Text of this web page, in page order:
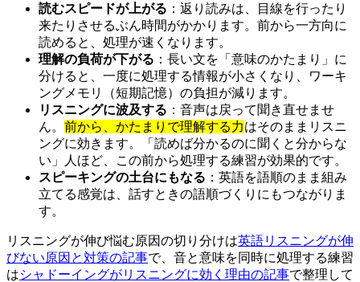
読むスピードが上がる ：返り読みは、目線を行ったり
来たりさせるぶん時間がかかります。前から一方向に
読めると、処理が速くなります。
理解の負荷が下がる ：長い文を「意味のかたまり」に
分けると、一度に処理する情報が小さくなり、ワーキ
ングメモリ（短期記憶）の負担が減ります。
リスニングに波及する ：音声は戻って聞き直せませ
ん。 前から、かたまりで理解する力はそのままリスニ
ングに効きます。「読めば分かるのに聞くと分からな
い」人ほど、この前から処理する練習が効果的です。
スピーキングの土台にもなる ：英語を語順のまま組み
立てる感覚は、話すときの語順づくりにもつながりま
す。
リスニングが伸び悩む原因の切り分けは英語リスニングが伸
びない原因と対策の記事で、音と意味を同時に処理する練習
はシャドーイングがリスニングに効く理由の記事で整理して